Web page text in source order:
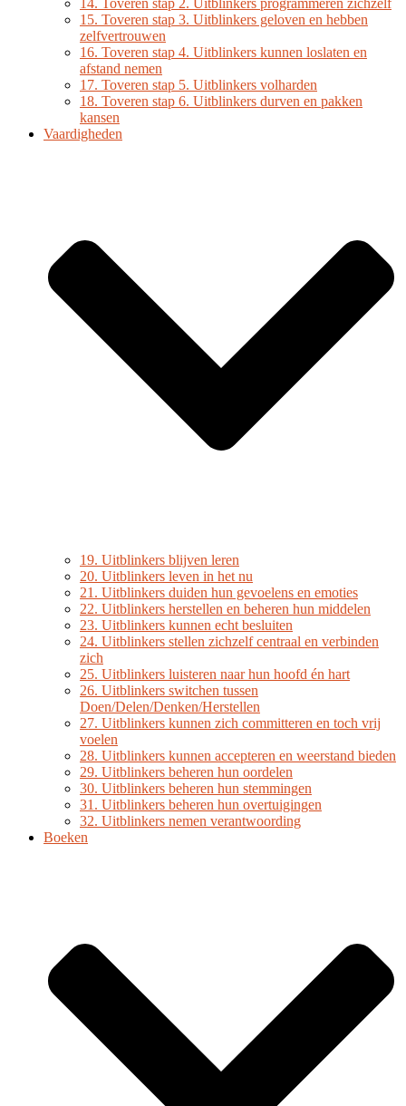
14. Toveren stap 2. Uitblinkers programmeren zichzelf
15. Toveren stap 3. Uitblinkers geloven en hebben
zelfvertrouwen
16. Toveren stap 4. Uitblinkers kunnen loslaten en
afstand nemen
17. Toveren stap 5. Uitblinkers volharden
18. Toveren stap 6. Uitblinkers durven en pakken
kansen
Vaardigheden
19. Uitblinkers blijven leren
20. Uitblinkers leven in het nu
21. Uitblinkers duiden hun gevoelens en emoties
22. Uitblinkers herstellen en beheren hun middelen
23. Uitblinkers kunnen echt besluiten
24. Uitblinkers stellen zichzelf centraal en verbinden
zich
25. Uitblinkers luisteren naar hun hoofd én hart
26. Uitblinkers switchen tussen
Doen/Delen/Denken/Herstellen
27. Uitblinkers kunnen zich committeren en toch vrij
voelen
28. Uitblinkers kunnen accepteren en weerstand bieden
29. Uitblinkers beheren hun oordelen
30. Uitblinkers beheren hun stemmingen
31. Uitblinkers beheren hun overtuigingen
32. Uitblinkers nemen verantwoording
Boeken